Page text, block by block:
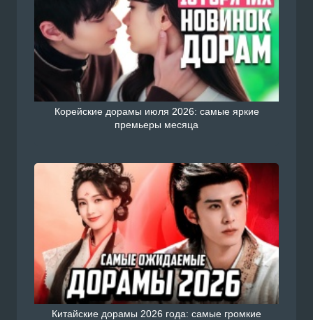
Корейские дорамы июля 2026: самые яркие
премьеры месяца
Китайские дорамы 2026 года: самые громкие